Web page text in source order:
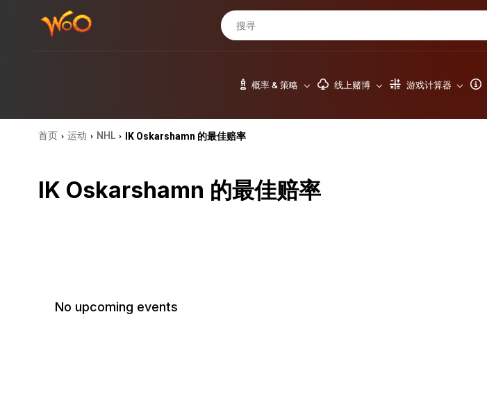
概率 & 策略 线上赌博 游戏计算器
首页 › 运动 › NHL › IK Oskarshamn 的最佳赔率
IK Oskarshamn 的最佳赔率
No upcoming events